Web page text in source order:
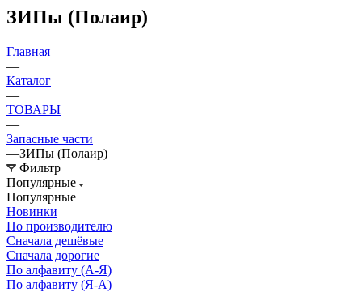
ЗИПы (Полаир)
Главная
—
Каталог
—
ТОВАРЫ
—
Запасные части
—ЗИПы (Полаир)
Фильтр
Популярные
Популярные
Новинки
По производителю
Сначала дешёвые
Сначала дорогие
По алфавиту (А-Я)
По алфавиту (Я-А)